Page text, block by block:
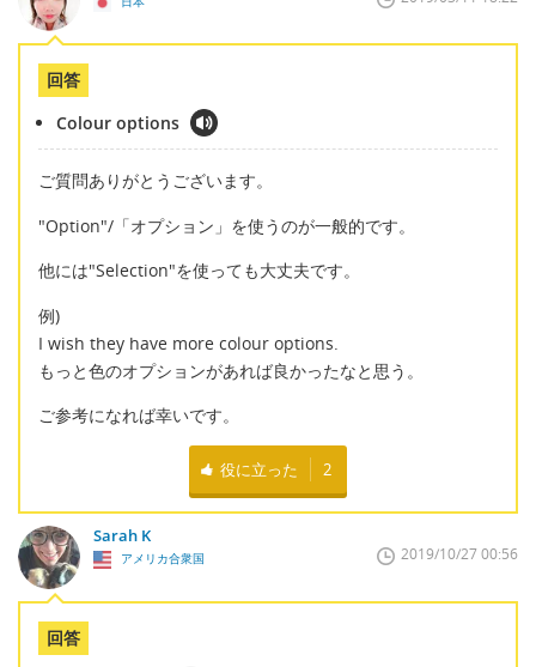
回答
Colour options
ご質問ありがとうございます。
"Option"/「オプション」を使うのが一般的です。
他には"Selection"を使っても大丈夫です。
例)
I wish they have more colour options.
もっと色のオプションがあれば良かったなと思う。
ご参考になれば幸いです。
役に立った 2
Sarah K
アメリカ合衆国 2019/10/27 00:56
回答